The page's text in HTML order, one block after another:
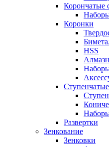
Корончатые
Коронки
HSS
Развертки
Зенкование
Зенковки